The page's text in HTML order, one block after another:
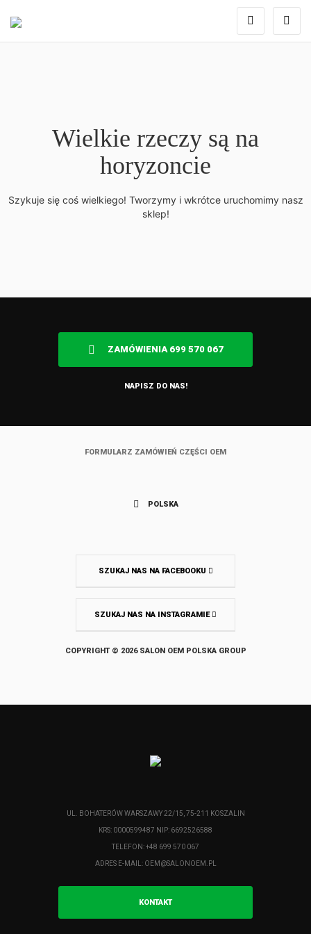
Wielkie rzeczy są na
horyzoncie
Szykuje się coś wielkiego! Tworzymy i wkrótce uruchomimy nasz
sklep!
ZAMÓWIENIA 699 570 067
NAPISZ DO NAS!
FORMULARZ ZAMÓWIEŃ CZĘŚCI OEM
POLSKA
SZUKAJ NAS NA FACEBOOKU
SZUKAJ NAS NA INSTAGRAMIE
COPYRIGHT © 2026 SALON OEM POLSKA GROUP
UL. BOHATERÓW WARSZAWY 22/15, 75-211 KOSZALIN
KRS: 0000599487 NIP: 6692526588
TELEFON: +48 699 570 067
ADRES E-MAIL: OEM@SALONOEM.PL
KONTAKT